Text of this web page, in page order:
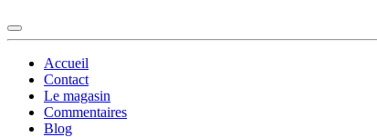
Accueil
Contact
Le magasin
Commentaires
Blog